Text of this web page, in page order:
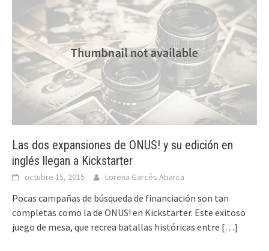
Las dos expansiones de ONUS! y su edición en
inglés llegan a Kickstarter
octubre 15, 2015 Lorena Garcés Abarca
Pocas campañas de búsqueda de financiación son tan
completas como la de ONUS! en Kickstarter. Este exitoso
juego de mesa, que recrea batallas históricas entre […]